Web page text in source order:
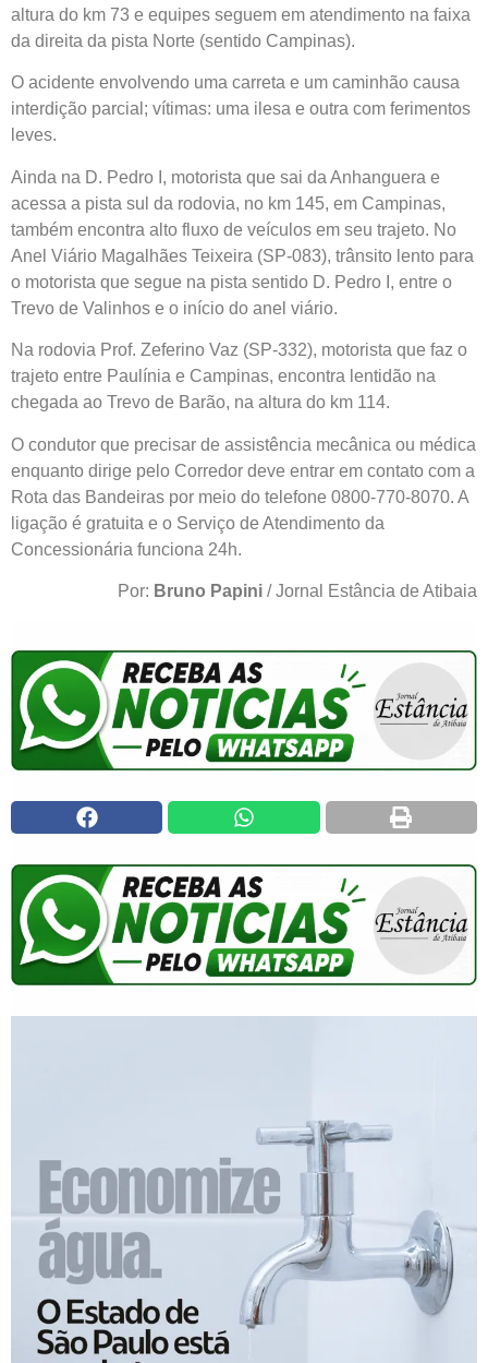
altura do km 73 e equipes seguem em atendimento na faixa
da direita da pista Norte (sentido Campinas).
O acidente envolvendo uma carreta e um caminhão causa
interdição parcial; vítimas: uma ilesa e outra com ferimentos
leves.
Ainda na D. Pedro I, motorista que sai da Anhanguera e
acessa a pista sul da rodovia, no km 145, em Campinas,
também encontra alto fluxo de veículos em seu trajeto. No
Anel Viário Magalhães Teixeira (SP-083), trânsito lento para
o motorista que segue na pista sentido D. Pedro I, entre o
Trevo de Valinhos e o início do anel viário.
Na rodovia Prof. Zeferino Vaz (SP-332), motorista que faz o
trajeto entre Paulínia e Campinas, encontra lentidão na
chegada ao Trevo de Barão, na altura do km 114.
O condutor que precisar de assistência mecânica ou médica
enquanto dirige pelo Corredor deve entrar em contato com a
Rota das Bandeiras por meio do telefone 0800-770-8070. A
ligação é gratuita e o Serviço de Atendimento da
Concessionária funciona 24h.
Por: Bruno Papini / Jornal Estância de Atibaia